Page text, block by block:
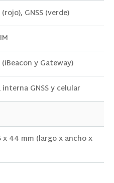
GNSS (verde)
(iBeacon y Gateway)
GNSS y celular
x 44 mm (largo x ancho x
para recibir
productos y eventos de
dicho
con nuestra